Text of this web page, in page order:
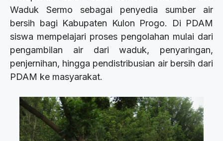
Waduk Sermo sebagai penyedia sumber air
bersih bagi Kabupaten Kulon Progo. Di PDAM
siswa mempelajari proses pengolahan mulai dari
pengambilan air dari waduk, penyaringan,
penjernihan, hingga pendistribusian air bersih dari
PDAM ke masyarakat.